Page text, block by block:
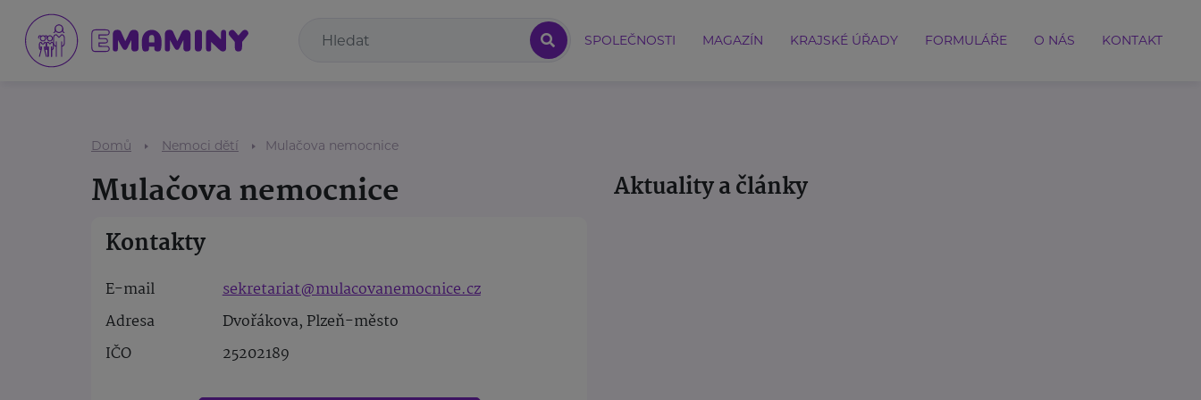
SPOLEČNOSTI MAGAZÍN KRAJSKÉ ÚŘADY FORMULÁŘE O NÁS KONTAKT
Domů Nemoci dětí Mulačova nemocnice
Mulačova nemocnice
Kontakty
E-mail
sekretariat@mulacovanemocnice.cz
Adresa
Dvořákova, Plzeň-město
IČO
25202189
Aktuality a články